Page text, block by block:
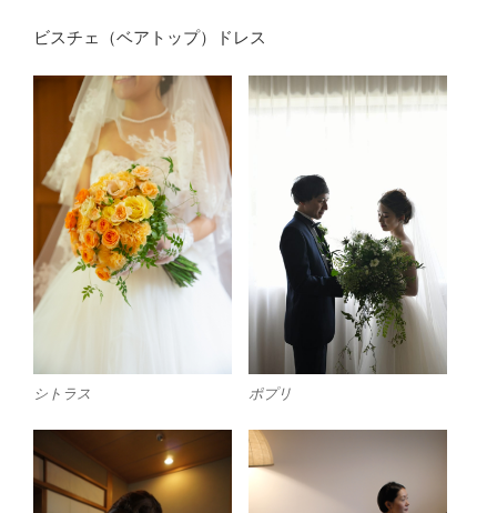
ビスチェ（ベアトップ）ドレス
シトラス ポプリ